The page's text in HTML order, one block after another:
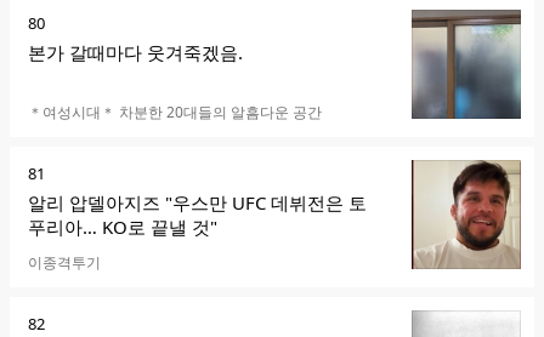
순
위
80
본가 갈때마다 웃겨죽겠음.
카페명
＊여성시대＊ 차분한 20대들의 알흠다운 공간
순
위
81
알리 압델아지즈 "우스만 UFC 데뷔전은 토
푸리아… KO로 끝낼 것"
카페명
이종격투기
순
82